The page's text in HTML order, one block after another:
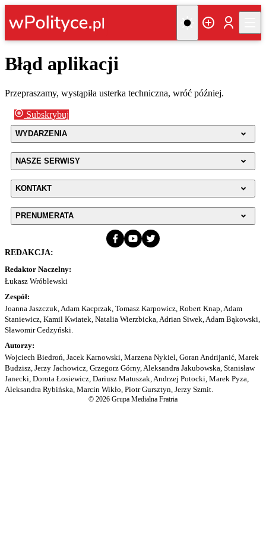
Błąd aplikacji
Przepraszamy, wystąpiła usterka techniczna, wróć później.
Subskrybuj
WYDARZENIA
NASZE SERWISY
KONTAKT
PRENUMERATA
REDAKCJA:
Redaktor Naczelny:
Łukasz Wróblewski
Zespół:
Joanna Jaszczuk, Adam Kacprzak, Tomasz Karpowicz, Robert Knap, Adam
Staniewicz, Kamil Kwiatek, Natalia Wierzbicka, Adrian Siwek, Adam Bąkowski,
Sławomir Cedzyński.
Autorzy:
Wojciech Biedroń, Jacek Karnowski, Marzena Nykiel, Goran Andrijanić, Marek
Budzisz, Jerzy Jachowicz, Grzegorz Górny, Aleksandra Jakubowska, Stanisław
Janecki, Dorota Łosiewicz, Dariusz Matuszak, Andrzej Potocki, Marek Pyza,
Aleksandra Rybińska, Marcin Wikło, Piotr Gursztyn, Jerzy Szmit.
© 2026 Grupa Medialna Fratria